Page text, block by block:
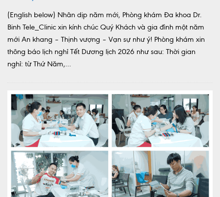
(English below) Nhân dịp năm mới, Phòng khám Đa khoa Dr.
Binh Tele_Clinic xin kính chúc Quý Khách và gia đình một năm
mới An khang – Thịnh vượng – Vạn sự như ý! Phòng khám xin
thông báo lịch nghỉ Tết Dương lịch 2026 như sau: Thời gian
nghỉ: từ Thứ Năm,...